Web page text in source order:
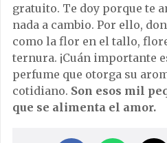
gratuito. Te doy porque te
nada a cambio. Por ello,
como la flor en el tallo,
ternura. ¡Cuán importante
perfume que otorga su
cotidiano. Son esos mil
que se alimenta el amor.